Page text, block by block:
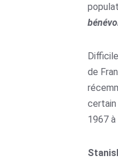
de
certain
1967